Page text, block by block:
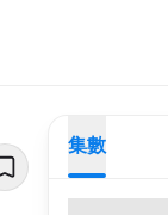
集數